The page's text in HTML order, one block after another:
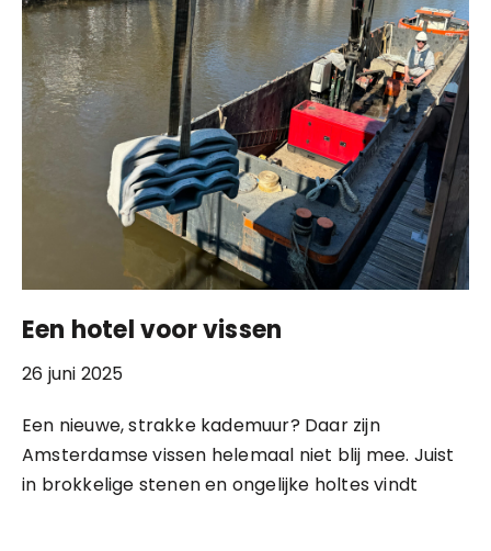
Een hotel voor vissen
26 juni 2025
Een nieuwe, strakke kademuur? Daar zijn
Amsterdamse vissen helemaal niet blij mee. Juist
in brokkelige stenen en ongelijke holtes vindt